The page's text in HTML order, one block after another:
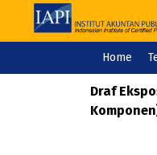
Home
Draf